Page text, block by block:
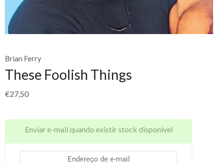
Brian Ferry
These Foolish Things
€27,50
Enviar e-mail quando existir stock disponível